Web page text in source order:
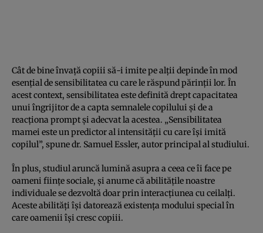
Cât de bine învață copiii să-i imite pe alții depinde în mod
esențial de sensibilitatea cu care le răspund părinții lor. În
acest context, sensibilitatea este definită drept capacitatea
unui îngrijitor de a capta semnalele copilului și de a
reacționa prompt și adecvat la acestea. „Sensibilitatea
mamei este un predictor al intensității cu care își imită
copilul”, spune dr. Samuel Essler, autor principal al studiului.
În plus, studiul aruncă lumină asupra a ceea ce îi face pe
oameni ființe sociale, și anume că abilitățile noastre
individuale se dezvoltă doar prin interacțiunea cu ceilalți.
Aceste abilități își datorează existența modului special în
care oamenii își cresc copiii.